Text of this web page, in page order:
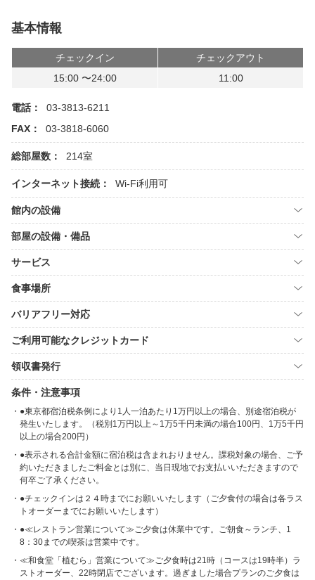
基本情報
チェックイン
チェックアウト
15:00 〜24:00
11:00
電話：
03-3813-6211
FAX：
03-3818-6060
総部屋数： 214室
インターネット接続： Wi-Fi利用可
館内の設備
部屋の設備・備品
サービス
食事場所
バリアフリー対応
ご利用可能なクレジットカード
領収書発行
条件・注意事項
●東京都宿泊税条例により1人一泊あたり1万円以上の場合、別途宿泊税が
発生いたします。（税別1万円以上～1万5千円未満の場合100円、1万5千円
以上の場合200円）
●表示される合計金額に宿泊税は含まれおりません。課税対象の場合、ご予
約いただきましたご料金とは別に、当日現地でお支払いいただきますので
何卒ご了承ください。
●チェックインは２４時までにお願いいたします（ご夕食付の場合は各ラス
トオーダーまでにお願いいたします）
●≪レストラン営業について≫ご夕食は休業中です。ご朝食～ランチ、1
8：30までの喫茶は営業中です。
≪和食堂「植むら」営業について≫ご夕食時は21時（コースは19時半）ラ
ストオーダー、22時閉店でございます。過ぎました場合プランのご夕食は